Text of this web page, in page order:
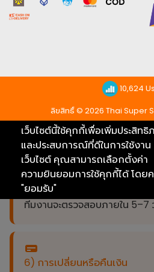
ส่งแบบฟอร์มและหลักฐานผ่าน
adultdiaper.allbrands
บริษัท เพอร์มา จำกัด (คืน/เคลม
70/350 ซ.นวมินทร์ 50 แขวงค
10240
5) การตรวจสอบ
ทีมงานจะตรวจสอบภายใน 5–7
6) การเปลี่ยนหรือคืนเงิน
10,624
ลิขสิทธิ์ © 2026 Thai Super
เว็บไซต์นี้ใช้คุกกี้เพื่อเพิ่มประสิทธิ
และประสบการณ์ที่ดีในการใช้งาน
เว็บไซต์ คุณสามารถเลือกตั้งค่า
ความยินยอมการใช้คุกกี้ได้ โดย
"ยอมรับ"